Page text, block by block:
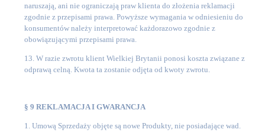
naruszają, ani nie ograniczają praw klienta do złożenia reklamacji
zgodnie z przepisami prawa. Powyższe wymagania w odniesieniu do
konsumentów należy interpretować każdorazowo zgodnie z
obowiązującymi przepisami prawa.
13. W razie zwrotu klient Wielkiej Brytanii ponosi koszta związane z
odprawą celną. Kwota ta zostanie odjęta od kwoty zwrotu.
§ 9 REKLAMACJA I GWARANCJA
1. Umową Sprzedaży objęte są nowe Produkty, nie posiadające wad.